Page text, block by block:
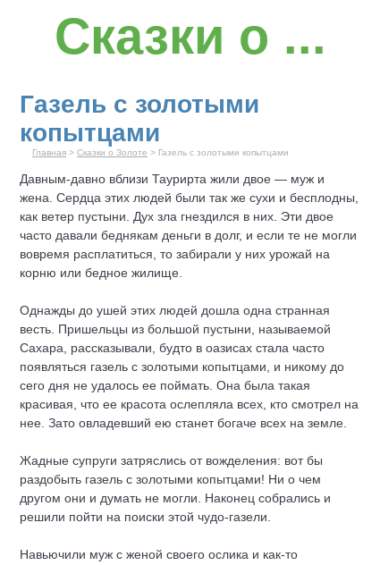
Сказки о ...
Газель с золотыми
копытцами
Главная > Сказки о Золоте > Газель с золотыми копытцами
Давным-давно вблизи Таурирта жили двое — муж и
жена. Сердца этих людей были так же сухи и бесплодны,
как ветер пустыни. Дух зла гнездился в них. Эти двое
часто давали беднякам деньги в долг, и если те не могли
вовремя расплатиться, то забирали у них урожай на
корню или бедное жилище.
Однажды до ушей этих людей дошла одна странная
весть. Пришельцы из большой пустыни, называемой
Сахара, рассказывали, будто в оазисах стала часто
появляться газель с золотыми копытцами, и никому до
сего дня не удалось ее поймать. Она была такая
красивая, что ее красота ослепляла всех, кто смотрел на
нее. Зато овладевший ею станет богаче всех на земле.
Жадные супруги затряслись от вожделения: вот бы
раздобыть газель с золотыми копытцами! Ни о чем
другом они и думать не могли. Наконец собрались и
решили пойти на поиски этой чудо-газели.
Навьючили муж с женой своего ослика и как-то